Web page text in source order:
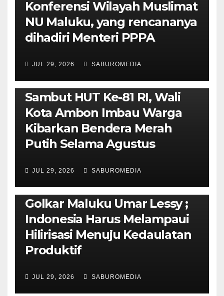
Konferensi Wilayah Muslimat
NU Maluku, yang rencananya
dihadiri Menteri PPPA
JUL 29, 2026 SABUROMEDIA
AMBON METRO POLITIK & PEMERINTAHAN
Sambut HUT Ke-81 RI, Wali
Kota Ambon Imbau Warga
Kibarkan Bendera Merah
Putih Selama Agustus
JUL 29, 2026 SABUROMEDIA
PENDIDIKAN & OLAHRAGA THE MOLUCCAS
Isi Materi LK-III HMI, Ketua
Golkar Maluku Umar Lessy ;
Indonesia Harus Melampaui
Hilirisasi Menuju Kedaulatan
Produktif
JUL 29, 2026 SABUROMEDIA